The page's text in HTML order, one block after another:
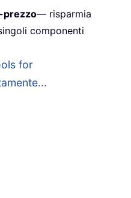
prezzo— risparmia
componenti
for